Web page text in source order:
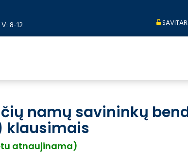
8-12
namų savininkų
klausimais
atnaujinama)